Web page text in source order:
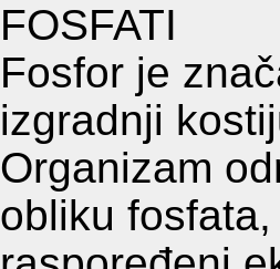
FOSFATI
Fosfor je
izgradnji
Organizam
obliku